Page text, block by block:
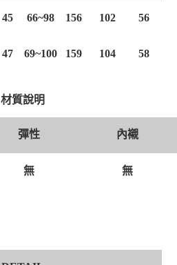
45 66~98 156 102 56
47 69~100 159 104 58
材質說明
彈性 內襯
無 無